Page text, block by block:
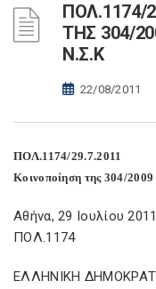
ΠΟΛ.1174/
ΤΗΣ 304/
Ν.Σ.Κ
22/08/2011
ΠΟΛ.1174/29.7.2011
Κοινοποίηση της 304/
Αθήνα, 29 Ιουλίου 2011
ΠΟΛ.1174
ΕΛΛΗΝΙΚΗ